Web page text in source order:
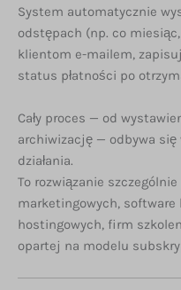
System automatycznie
odstępach (np. co miesiąc,
klientom e-mailem,
status płatności po
Cały proces — od
archiwizację — odbywa się
działania.
To rozwiązanie
marketingowych, software
hostingowych, firm
opartej na modelu